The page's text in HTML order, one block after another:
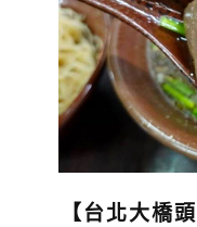
【台北大橋